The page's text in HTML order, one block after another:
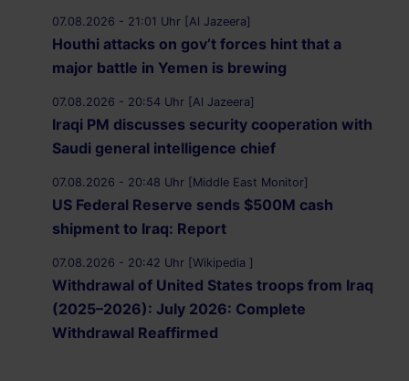
07.08.2026 - 21:01 Uhr [Al Jazeera]
Houthi attacks on gov’t forces hint that a
major battle in Yemen is brewing
07.08.2026 - 20:54 Uhr [Al Jazeera]
Iraqi PM discusses security cooperation with
Saudi general intelligence chief
07.08.2026 - 20:48 Uhr [Middle East Monitor]
US Federal Reserve sends $500M cash
shipment to Iraq: Report
07.08.2026 - 20:42 Uhr [Wikipedia ]
Withdrawal of United States troops from Iraq
(2025–2026): July 2026: Complete
Withdrawal Reaffirmed